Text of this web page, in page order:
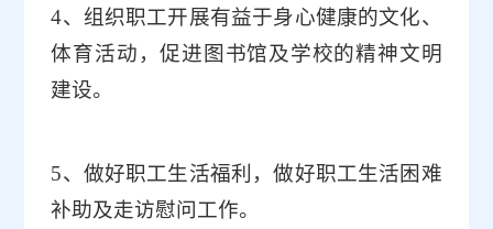
4、组织职工开展有益于身心健康的文化、
体育活动，促进图书馆及学校的精神文明
建设。
5、做好职工生活福利，做好职工生活困难
补助及走访慰问工作。